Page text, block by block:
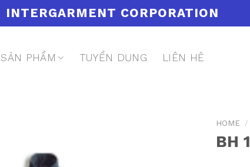
INTERGARMENT CORPORATION
SẢN PHẨM TUYỂN DỤNG LIÊN HỆ
HOME /
BH 1